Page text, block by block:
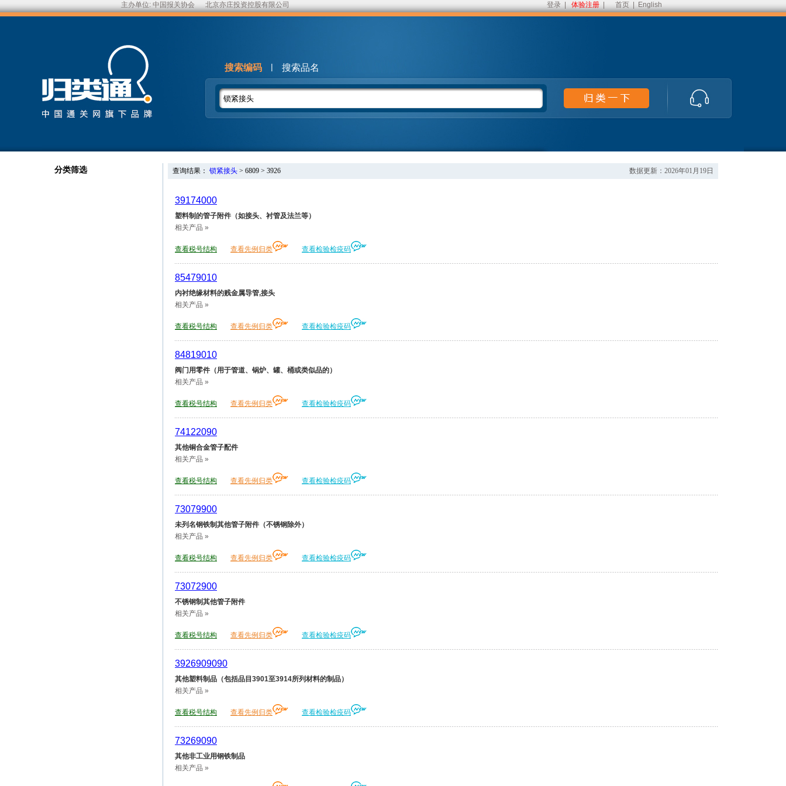
主办单位: 中国报关协会 北京亦庄投资控股有限公司 登录 体验注册 首页 English
搜索编码 | 搜索品名
分类筛选 查询结果： 锁紧接头 > 6809 > 3926 数据更新：2026年01月19日
39174000
塑料制的管子附件（如接头、衬管及法兰等）
相关产品 »
查看税号结构 查看先例归类 查看检验检疫码
85479010
内衬绝缘材料的贱金属导管,接头
相关产品 »
查看税号结构 查看先例归类 查看检验检疫码
84819010
阀门用零件（用于管道、锅炉、罐、桶或类似品的）
相关产品 »
查看税号结构 查看先例归类 查看检验检疫码
74122090
其他铜合金管子配件
相关产品 »
查看税号结构 查看先例归类 查看检验检疫码
73079900
未列名钢铁制其他管子附件（不锈钢除外）
相关产品 »
查看税号结构 查看先例归类 查看检验检疫码
73072900
不锈钢制其他管子附件
相关产品 »
查看税号结构 查看先例归类 查看检验检疫码
3926909090
其他塑料制品（包括品目3901至3914所列材料的制品）
相关产品 »
查看税号结构 查看先例归类 查看检验检疫码
73269090
其他非工业用钢铁制品
相关产品 »